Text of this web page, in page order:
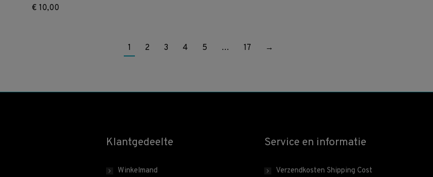
€ 10,00
1 2 3 4 5 … 17 →
Klantgedeelte
Winkelmand
Service en informatie
Verzendkosten Shipping Cost